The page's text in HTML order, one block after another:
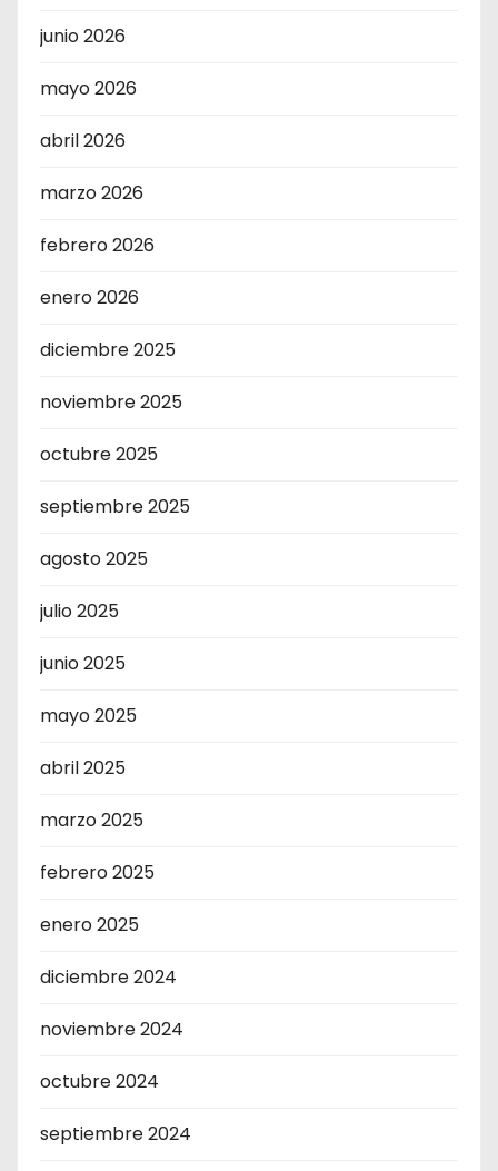
junio 2026
mayo 2026
abril 2026
marzo 2026
febrero 2026
enero 2026
diciembre 2025
noviembre 2025
octubre 2025
septiembre 2025
agosto 2025
julio 2025
junio 2025
mayo 2025
abril 2025
marzo 2025
febrero 2025
enero 2025
diciembre 2024
noviembre 2024
octubre 2024
septiembre 2024